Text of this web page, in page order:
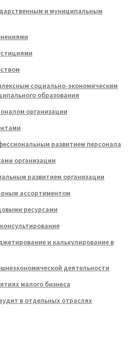
и муниципальным
социально-экономическим
образования
организации
развитием персонала
организации
развитием организации
ассортиментом
ресурсами
и калькулирование в
деятельности
малого бизнеса
в отдельных отраслях